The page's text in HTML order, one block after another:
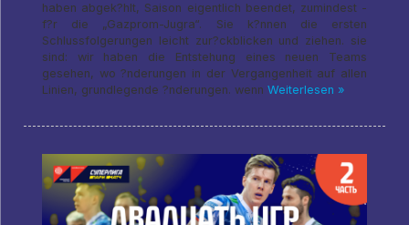
haben abgek?hlt, Saison eigentlich beendet, zumindest -
f?r die „Gazprom-Jugra“. Sie k?nnen die ersten
Schlussfolgerungen leicht zur?ckblicken und ziehen. sie
sind: wir haben die Entstehung eines neuen Teams
gesehen, wo ?nderungen in der Vergangenheit auf allen
Linien, grundlegende ?nderungen. wenn Weiterlesen »